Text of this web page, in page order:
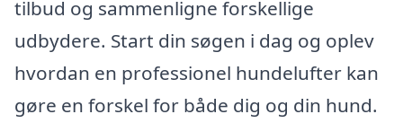
tilbud og sammenligne forskellige
udbydere. Start din søgen i dag og oplev
hvordan en professionel hundelufter kan
gøre en forskel for både dig og din hund.